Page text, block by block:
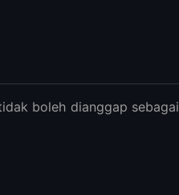
boleh dianggap sebagai